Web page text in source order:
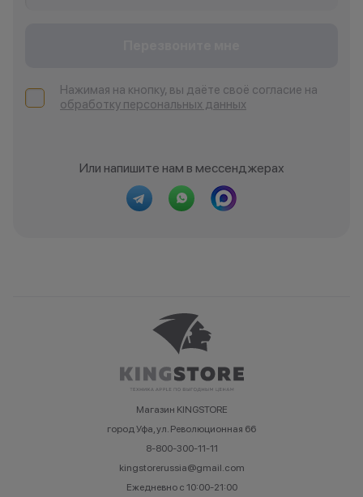
Нажимая на кнопку, вы даёте своё согласие на
обработку персональных данных
Или напишите нам в мессенджерах
Магазин KINGSTORE
город Уфа, ул. Революционная 66
8-800-300-11-11
kingstorerussia@gmail.com
Ежедневно с 10:00-21:00